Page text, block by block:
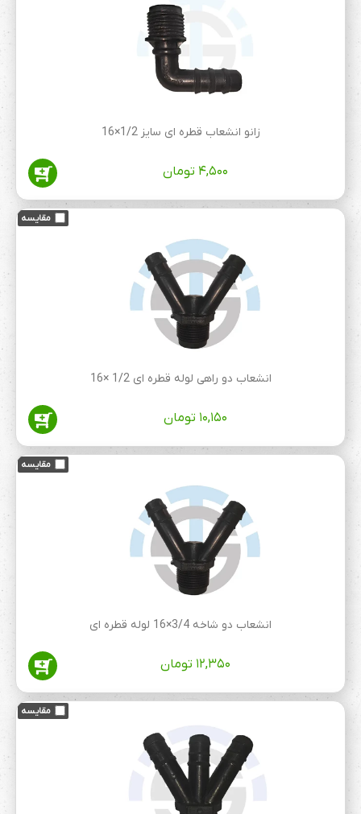
زانو انشعاب قطره ای سایز 1/2×16
۴,۵۰۰ تومان
انشعاب دو راهی لوله قطره ای 1/2 ×16
۱۰,۱۵۰ تومان
انشعاب دو شاخه 3/4×16 لوله قطره ای
۱۲,۳۵۰ تومان